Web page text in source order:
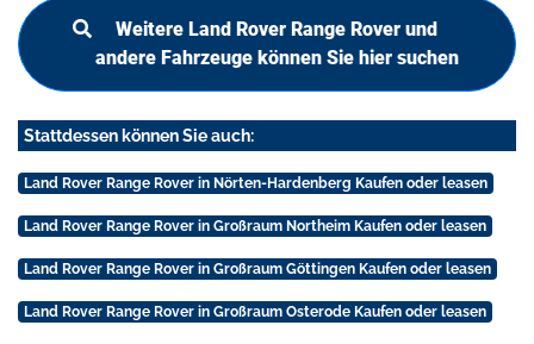
Weitere Land Rover Range Rover und
andere Fahrzeuge können Sie hier suchen
Stattdessen können Sie auch:
Land Rover Range Rover in Nörten-Hardenberg Kaufen oder leasen
Land Rover Range Rover in Großraum Northeim Kaufen oder leasen
Land Rover Range Rover in Großraum Göttingen Kaufen oder leasen
Land Rover Range Rover in Großraum Osterode Kaufen oder leasen